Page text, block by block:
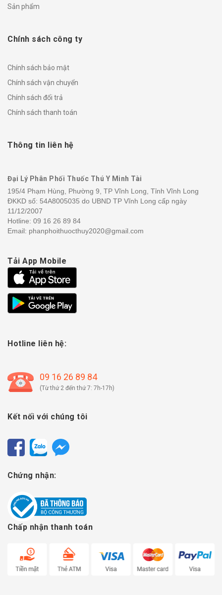
Sản phẩm
Chính sách công ty
Chính sách bảo mật
Chính sách vận chuyển
Chính sách đổi trả
Chính sách thanh toán
Thông tin liên hệ
Đại Lý Phân Phối Thuốc Thú Y Minh Tài
195/4 Phạm Hùng, Phường 9, TP Vĩnh Long, Tỉnh Vĩnh Long
ĐKKD số: 54A8005035 do UBND TP Vĩnh Long cấp ngày
11/12/2007
Hotline: 09 16 26 89 84
Email: phanphoithuocthuy2020@gmail.com
Tải App Mobile
Hotline liên hệ:
09 16 26 89 84
(Từ thứ 2 đến thứ 7: 7h-17h)
Kết nối với chúng tôi
Chứng nhận:
Chấp nhận thanh toán